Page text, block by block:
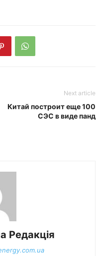
Next article
Китай построит еще 100
СЭС в виде панд
Редакція